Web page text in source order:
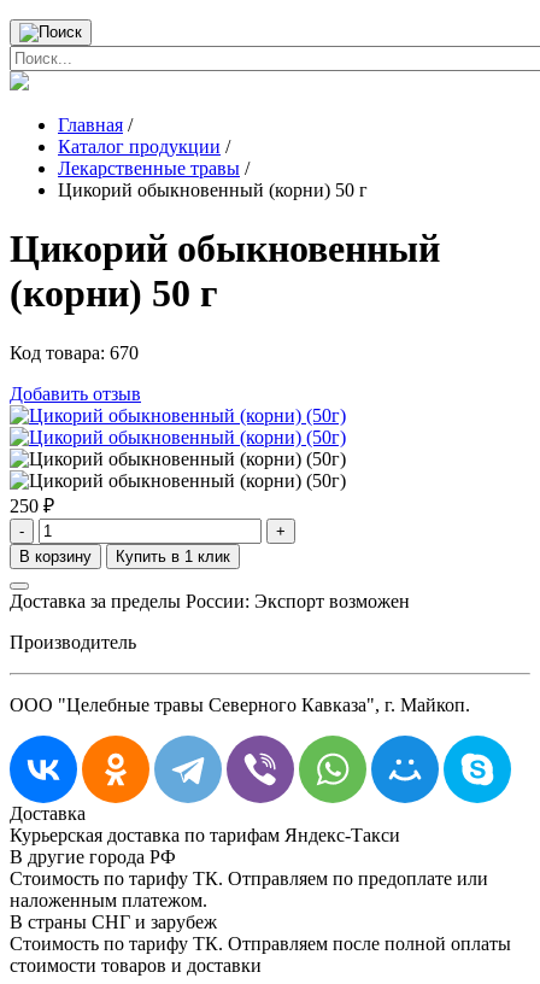
Главная /
Каталог продукции /
Лекарственные травы /
Цикорий обыкновенный (корни) 50 г
Цикорий обыкновенный
(корни) 50 г
Код товара: 670
Добавить отзыв
250 ₽
- +
Доставка за пределы России: Экспорт возможен
Производитель
ООО "Целебные травы Северного Кавказа", г. Майкоп.
Доставка
Курьерская доставка по тарифам Яндекс-Такси
В другие города РФ
Стоимость по тарифу ТК. Отправляем по предоплате или
наложенным платежом.
В страны СНГ и зарубеж
Стоимость по тарифу ТК. Отправляем после полной оплаты
стоимости товаров и доставки